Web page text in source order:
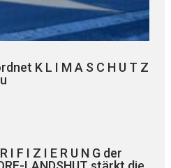
K L I M A S C H U T Z
I F I Z I E R U N G der